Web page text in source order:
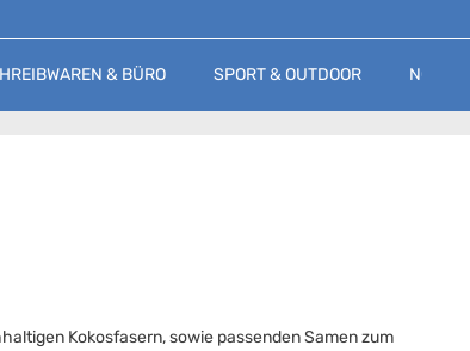
& BÜRO SPORT & OUTDOOR NOCH
Kokosfasern, sowie passenden Samen zum